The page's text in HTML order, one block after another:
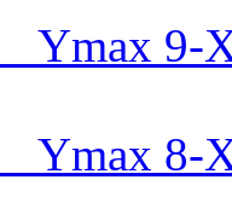
9-
8-